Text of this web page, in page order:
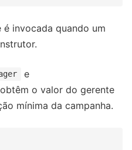
invocada quando um
e
o valor do gerente
mínima da campanha.